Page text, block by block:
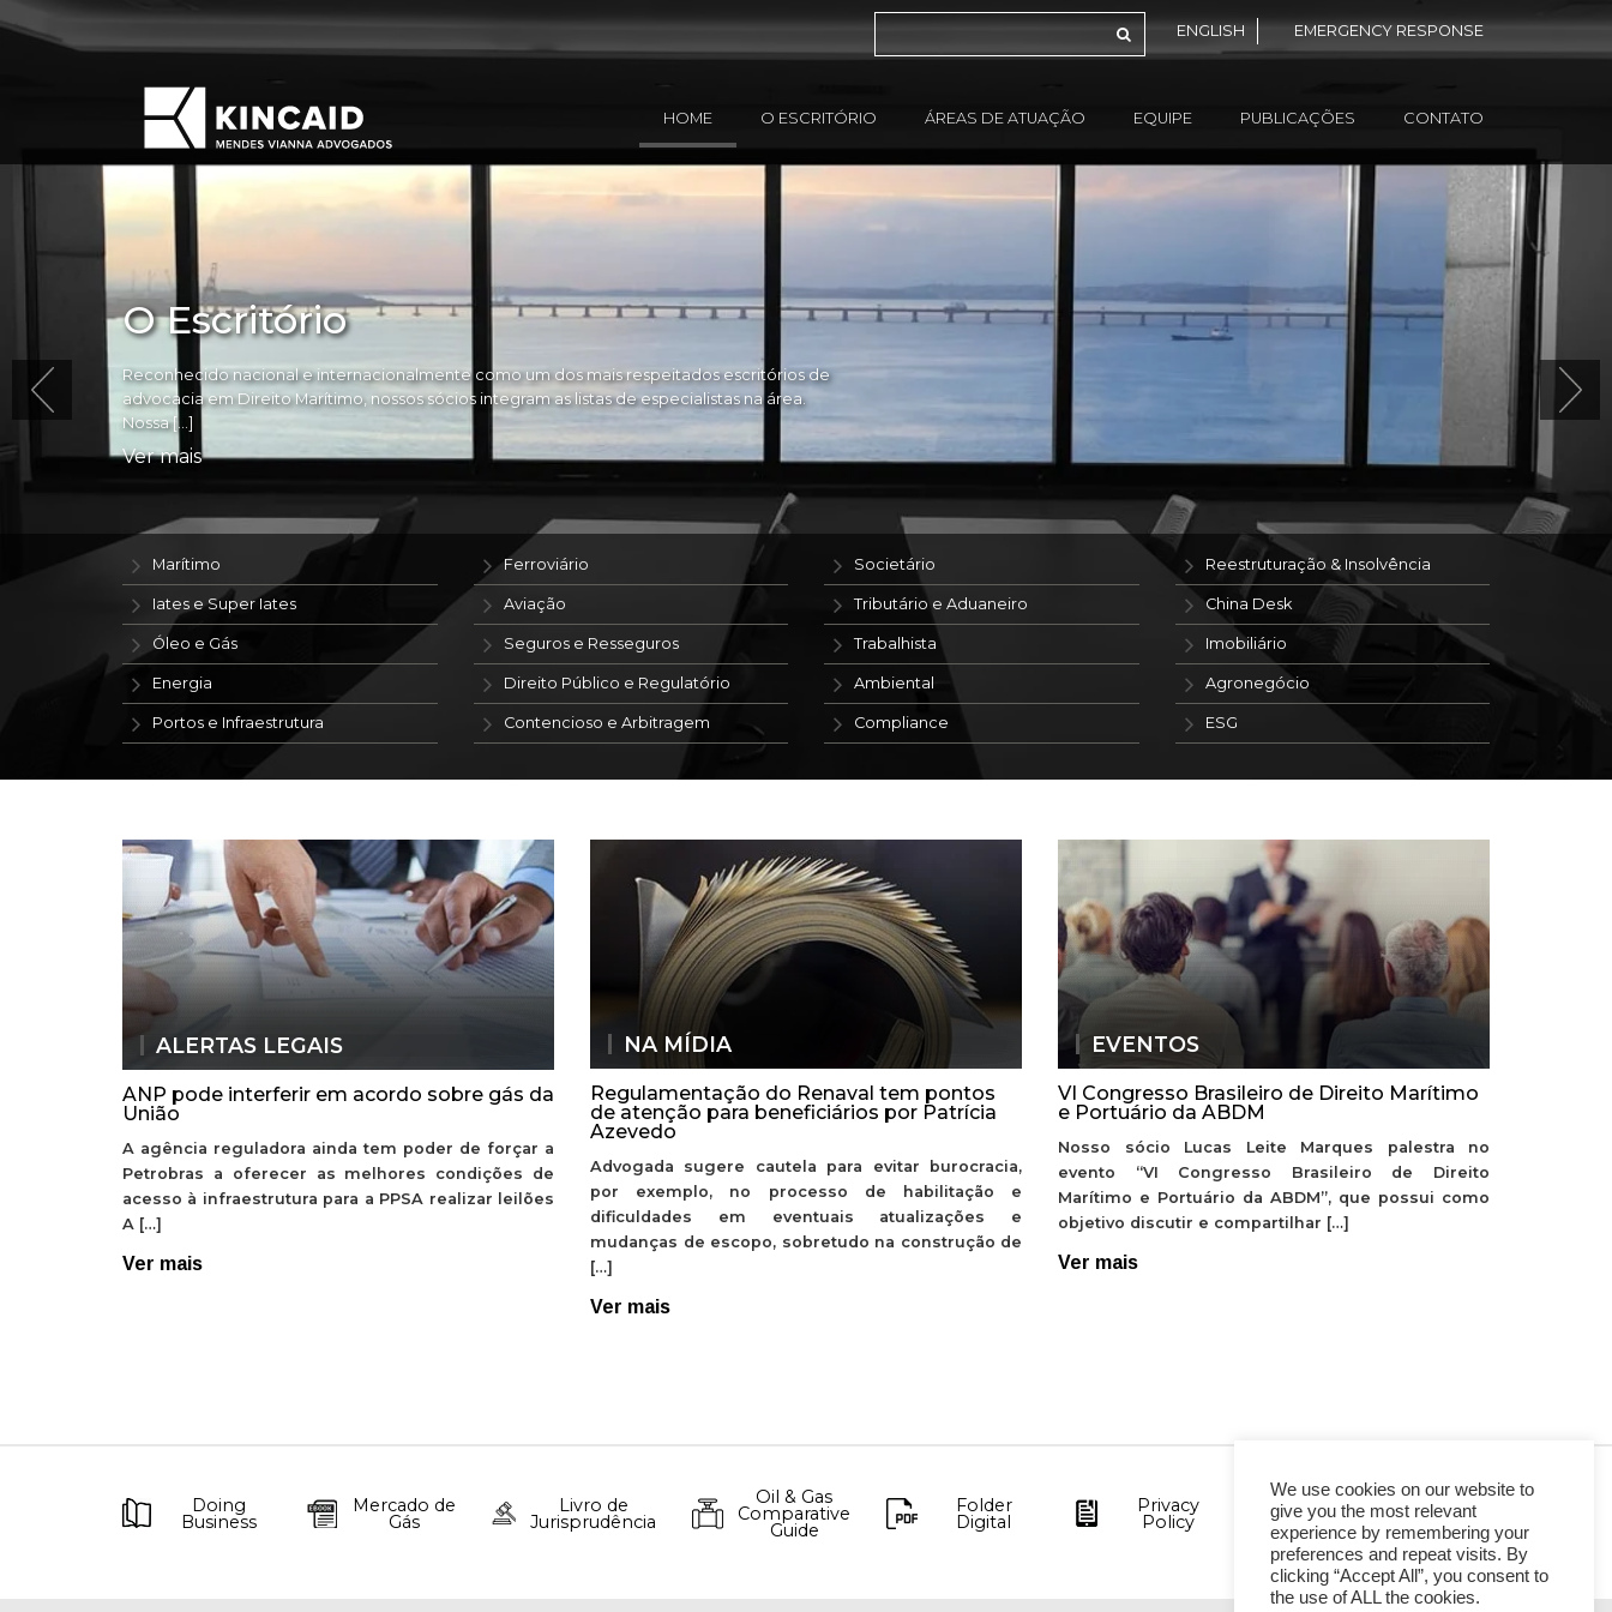
ENGLISH EMERGENCY RESPONSE
HOME O ESCRITÓRIO ÁREAS DE ATUAÇÃO EQUIPE PUBLICAÇÕES CONTATO
O Escritório
Reconhecido nacional e internacionalmente como um dos mais respeitados escritórios de
advocacia em Direito Marítimo, nossos sócios integram as listas de especialistas na área.
Nossa […]
Ver mais
Marítimo
Iates e Super Iates
Óleo e Gás
Energia
Portos e Infraestrutura
Ferroviário
Aviação
Seguros e Resseguros
Direito Público e Regulatório
Contencioso e Arbitragem
Societário
Tributário e Aduaneiro
Trabalhista
Ambiental
Compliance
Reestruturação & Insolvência
China Desk
Imobiliário
Agronegócio
ESG
ALERTAS LEGAIS
ANP pode interferir em acordo sobre gás da
União
A agência reguladora ainda tem poder de forçar a
Petrobras a oferecer as melhores condições de
acesso à infraestrutura para a PPSA realizar leilões
A […]
Ver mais
NA MÍDIA
Regulamentação do Renaval tem pontos
de atenção para beneficiários por Patrícia
Azevedo
Advogada sugere cautela para evitar burocracia,
por exemplo, no processo de habilitação e
dificuldades em eventuais atualizações e
mudanças de escopo, sobretudo na construção de
[…]
Ver mais
EVENTOS
VI Congresso Brasileiro de Direito Marítimo
e Portuário da ABDM
Nosso sócio Lucas Leite Marques palestra no
evento “VI Congresso Brasileiro de Direito
Marítimo e Portuário da ABDM”, que possui como
objetivo discutir e compartilhar […]
Ver mais
Doing
Business
Mercado de
Gás
Livro de
Jurisprudência
Oil & Gas
Comparative
Guide
Folder
Digital
Privacy
Policy
We use cookies on our website to
give you the most relevant
experience by remembering your
preferences and repeat visits. By
clicking “Accept All”, you consent to
the use of ALL the cookies.